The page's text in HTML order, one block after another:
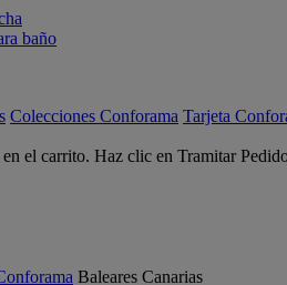
baño
Colecciones Conforama Tarjeta
el carrito. Haz clic en Tramitar
Baleares Canarias